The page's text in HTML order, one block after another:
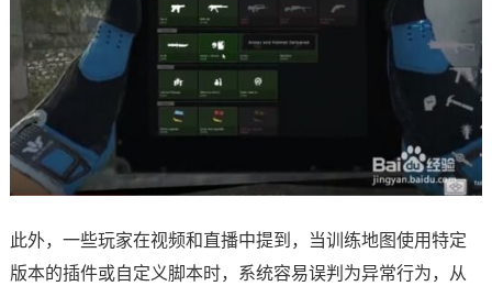
此外，一些玩家在视频和直播中提到，当训练地图使用特定
版本的插件或自定义脚本时，系统容易误判为异常行为，从